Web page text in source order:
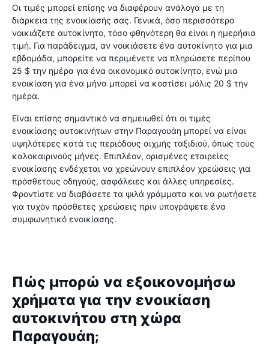
Οι τιμές μπορεί επίσης να διαφέρουν ανάλογα με τη
διάρκεια της ενοικίασής σας. Γενικά, όσο περισσότερο
νοικιάζετε αυτοκίνητο, τόσο φθηνότερη θα είναι η ημερήσια
τιμή. Για παράδειγμα, αν νοικιάσετε ένα αυτοκίνητο για μια
εβδομάδα, μπορείτε να περιμένετε να πληρώσετε περίπου
25 $ την ημέρα για ένα οικονομικό αυτοκίνητο, ενώ μια
ενοικίαση για ένα μήνα μπορεί να κοστίσει μόλις 20 $ την
ημέρα.
Είναι επίσης σημαντικό να σημειωθεί ότι οι τιμές
ενοικίασης αυτοκινήτων στην Παραγουάη μπορεί να είναι
υψηλότερες κατά τις περιόδους αιχμής ταξιδιού, όπως τους
καλοκαιρινούς μήνες. Επιπλέον, ορισμένες εταιρείες
ενοικίασης ενδέχεται να χρεώνουν επιπλέον χρεώσεις για
πρόσθετους οδηγούς, ασφάλειες και άλλες υπηρεσίες.
Φροντίστε να διαβάσετε τα ψιλά γράμματα και να ρωτήσετε
για τυχόν πρόσθετες χρεώσεις πριν υπογράψετε ένα
συμφωνητικό ενοικίασης.
Πώς μπορώ να εξοικονομήσω
χρήματα για την ενοικίαση
αυτοκινήτου στη χώρα
Παραγουάη;